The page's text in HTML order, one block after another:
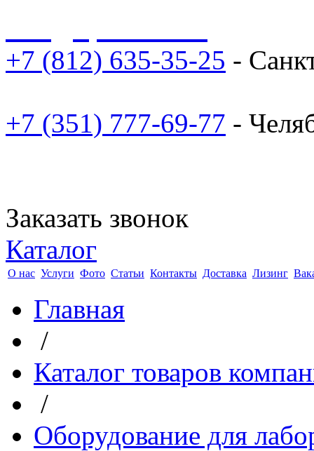
+7 (812) 635-35-25 -
+7 (351) 777-69-77 -
Заказать звонок
Каталог
О нас Услуги Фото Статьи Контакты Доставка Лизинг
Главная
/
Каталог товаров
/
Оборудование для